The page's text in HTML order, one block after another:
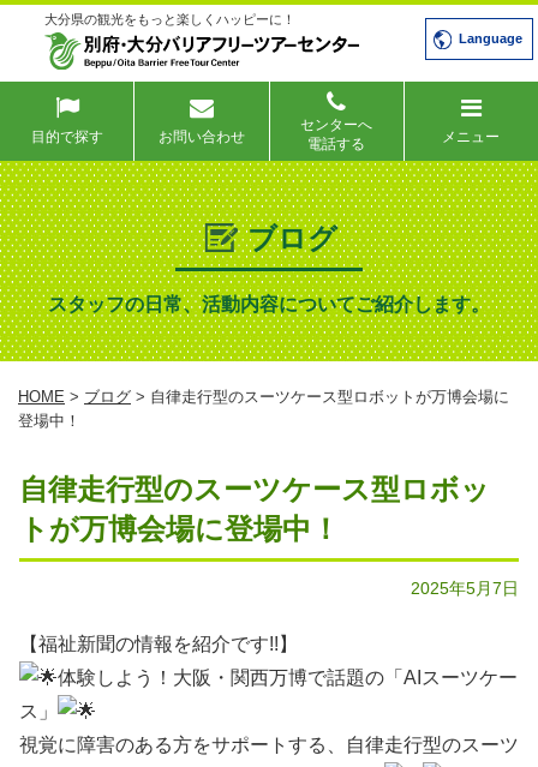
大分県の観光をもっと楽しくハッピーに！
Language
目的で探す お問い合わせ
センターへ
電話する
メニュー
ブログ
スタッフの日常、活動内容についてご紹介します。
HOME > ブログ > 自律走行型のスーツケース型ロボットが万博会場に
登場中！
自律走行型のスーツケース型ロボッ
トが万博会場に登場中！
2025年5月7日
【福祉新聞の情報を紹介です!!】
体験しよう！大阪・関西万博で話題の「AIスーツケー
ス」
視覚に障害のある方をサポートする、自律走行型のスーツ